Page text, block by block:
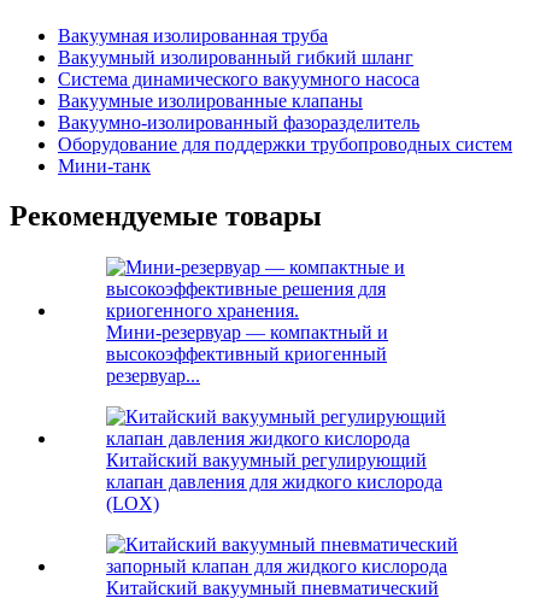
Вакуумная изолированная труба
Вакуумный изолированный гибкий шланг
Система динамического вакуумного насоса
Вакуумные изолированные клапаны
Вакуумно-изолированный фазоразделитель
Оборудование для поддержки трубопроводных систем
Мини-танк
Рекомендуемые товары
Мини-резервуар — компактный и
высокоэффективный криогенный
резервуар...
Китайский вакуумный регулирующий
клапан давления для жидкого кислорода
(LOX)
Китайский вакуумный пневматический